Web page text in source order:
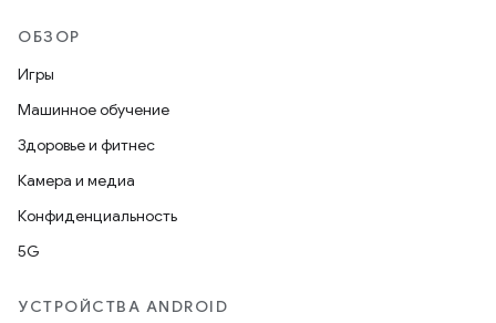
ОБЗОР
Игры
Машинное обучение
Здоровье и фитнес
Камера и медиа
Конфиденциальность
5G
УСТРОЙСТВА ANDROID